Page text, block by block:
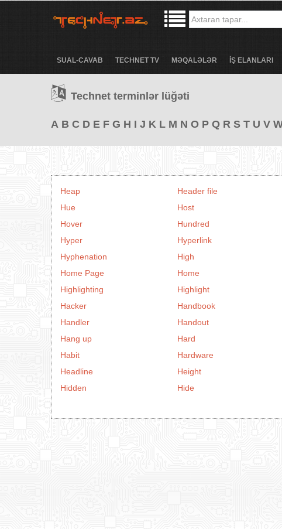
SUAL-CAVAB TECHNET TV MƏQALƏLƏR İŞ ELANLARI
Technet terminlər lüğəti
A B C D E F G H I J K L M N O P Q R S T U V
Heap Header file
Hue
Host
Hover
Hundred
Hyper
Hyperlink
Hyphenation
High
Home Page
Home
Highlighting
Highlight
Hacker
Handbook
Handler
Handout
Hang up
Hard
Habit
Hardware
Headline
Height
Hidden
Hide